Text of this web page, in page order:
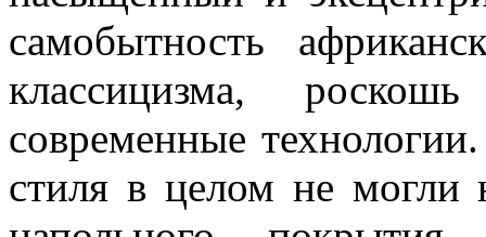
самобытность
классицизма,
современные
стиля в целом не могли